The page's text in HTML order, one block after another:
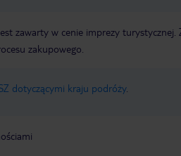
zawarty w cenie imprezy turystycznej.
zakupowego.
dotyczącymi kraju podróży.